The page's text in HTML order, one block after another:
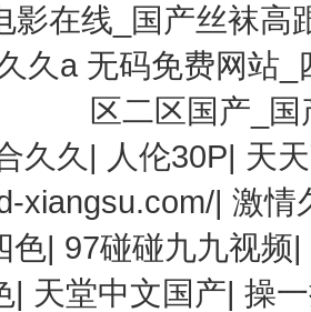
影在线_国产丝袜
久a 无码免费网站
区二区国产_
久久 | 人伦30P| 天
xiangsu.com/|激情
色| 97碰碰九九视频|
| 天堂中文国产|操